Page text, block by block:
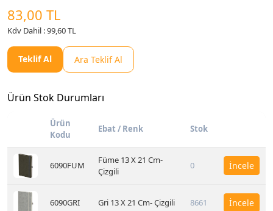
83,00 TL
Kdv Dahil : 99,60 TL
Teklif Al Ara Teklif Al
Ürün Stok Durumları
Ürün
Kodu
Ebat / Renk Stok
6090FUM
Füme 13 X 21 Cm-
Çizgili
0 İncele
6090GRI Gri 13 X 21 Cm- Çizgili 8661 İncele